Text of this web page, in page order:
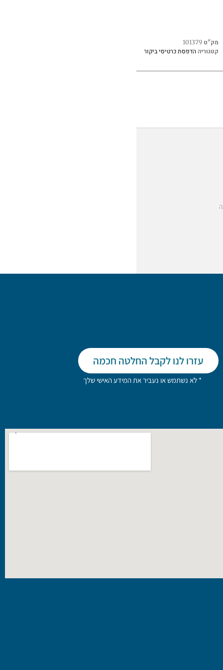
מק"ט 101379
קטגוריה הדפסת כרטיסי ביקור
עזרו לנו לקבל החלטה חכמה
* לא נשתמש או נעביר את המידע האישי שלך